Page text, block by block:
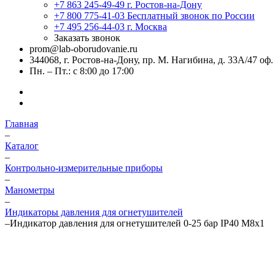
+7 863 245-49-49 г. Ростов-на-Дону
+7 800 775-41-03 Бесплатный звонок по России
+7 495 256-44-03 г. Москва
Заказать звонок
prom@lab-oborudovanie.ru
344068, г. Ростов-на-Дону, пр. М. Нагибина, д. 33А/47 оф.
Пн. – Пт.: с 8:00 до 17:00
Главная
–
Каталог
–
Контрольно-измерительные приборы
–
Манометры
–
Индикаторы давления для огнетушителей
–Индикатор давления для огнетушителей 0-25 бар IP40 М8х1